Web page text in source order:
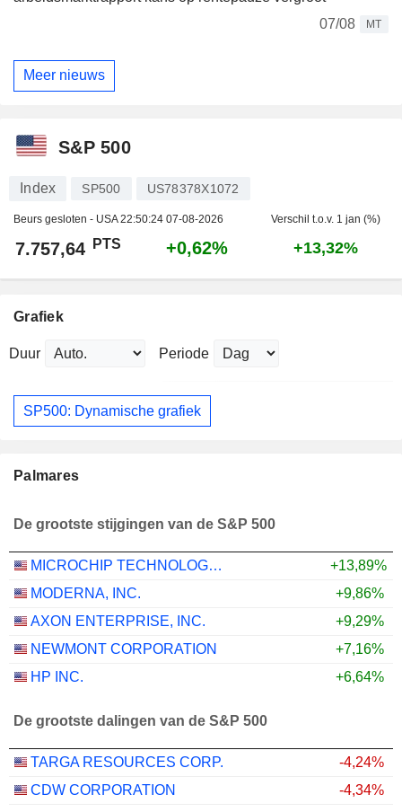
07/08
MT
Meer nieuws
S&P 500
Index SP500 US78378X1072
Beurs gesloten - USA22:50:24 07-08-2026 Verschil t.o.v. 1 jan (%)
7.757,64 PTS +0,62% +13,32%
Grafiek
Duur Periode
SP500: Dynamische grafiek
Palmares
De grootste stijgingen van de S&P 500
MICROCHIP TECHNOLOGY INCORPORATED
+13,89%
MODERNA, INC.
+9,86%
AXON ENTERPRISE, INC.
+9,29%
NEWMONT CORPORATION
+7,16%
HP INC.
+6,64%
De grootste dalingen van de S&P 500
TARGA RESOURCES CORP.
-4,24%
CDW CORPORATION
-4,34%